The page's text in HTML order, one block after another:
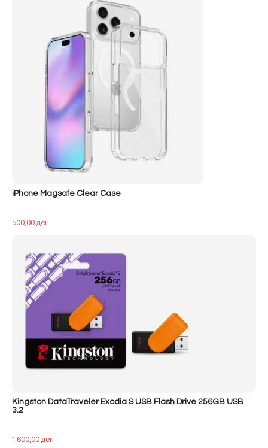
iPhone Magsafe Clear Case
500,00ден
Kingston DataTraveler Exodia S USB Flash Drive 256GB USB
3.2
1.600,00ден